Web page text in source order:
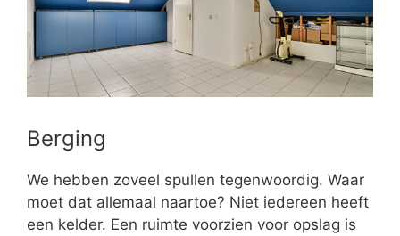
Berging
We hebben zoveel spullen tegenwoordig. Waar
moet dat allemaal naartoe? Niet iedereen heeft
een kelder. Een ruimte voorzien voor opslag is